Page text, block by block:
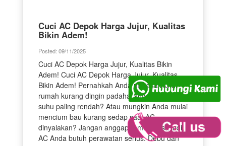
Cuci AC Depok Harga Jujur, Kualitas
Bikin Adem!
Posted: 09/11/2025
Cuci AC Depok Harga Jujur, Kualitas Bikin
Adem! Cuci AC Depok Harga Jujur, Kualitas
Bikin Adem! Pernahkah Anda merasa AC di
rumah kurang dingin padahal sudah disetel
suhu paling rendah? Atau mungkin Anda mulai
mencium bau kurang sedap saat AC
dinyalakan? Jangan anggap remeh! Bisa jadi,
AC Anda butuh perawatan serius. Debu dan